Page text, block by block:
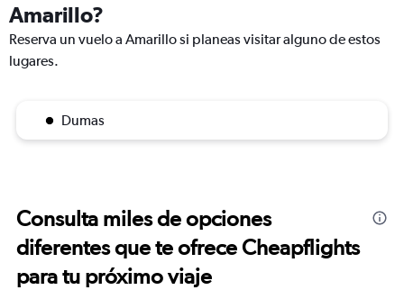
Amarillo?
Reserva un vuelo a Amarillo si planeas visitar alguno de estos
lugares.
Dumas
Consulta miles de opciones
diferentes que te ofrece Cheapflights
para tu próximo viaje